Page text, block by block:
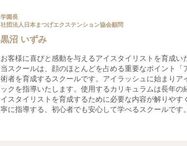
学園長
社団法人日本まつげエクステンション協会顧問
黒沼 いずみ
お客様に喜びと感動を与えるアイスタイリストを育成い
当スクールは、顔のほとんどを占める重要なポイント
術者を育成するスクールです。アイラッシュに始まり
ックを指導いたします。使用するカリキュラムは長年
イスタイリストを育成するために必要な内容が解りや
寧に指導する、初心者でも安心して学べるスクールです。